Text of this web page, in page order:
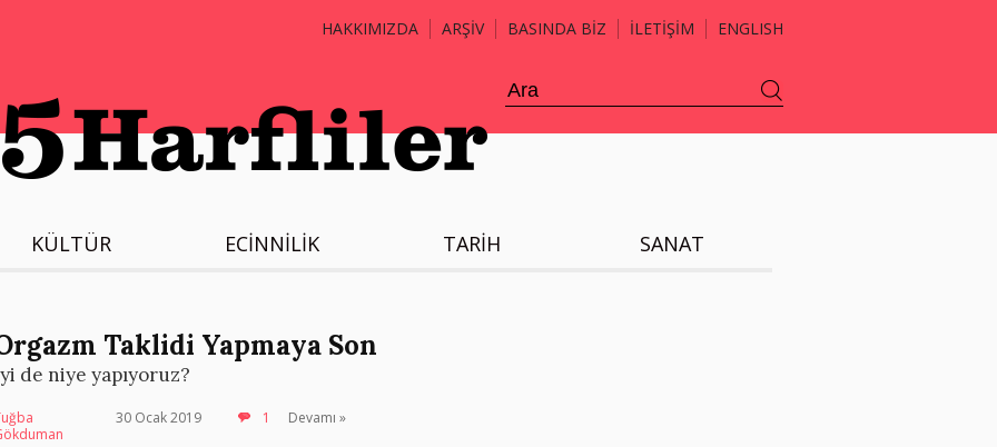
HAKKIMIZDA ARŞİV BASINDA BİZ İLETİŞİM ENGLISH
KÜLTÜR ECİNNİLİK TARİH SANAT
Taklidi Yapmaya Son
de niye yapıyoruz?
30 Ocak 2019 1 Devamı »